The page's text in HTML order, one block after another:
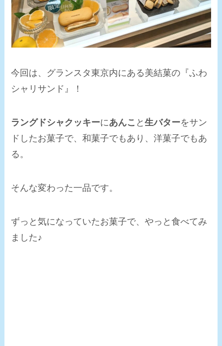
今回は、グランスタ東京内にある美結菓の『ふわ
シャリサンド』
！
ラングドシャクッキーにあんこ と生バターをサン
ドしたお菓子で、和菓子でもあり、洋菓子でもあ
る。
そんな変わった一品です。
ずっと気になっていたお菓子で、やっと食べてみ
ました♪